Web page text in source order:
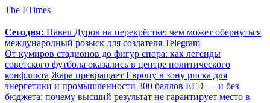
The FTimes
Сегодня: Павел Дуров на перекрёстке: чем может обернуться
международный розыск для создателя Telegram
От кумиров стадионов до фигур спора: как легенды
советского футбола оказались в центре политического
конфликта Жара превращает Европу в зону риска для
энергетики и промышленности 300 баллов ЕГЭ — и без
бюджета: почему высший результат не гарантирует место в